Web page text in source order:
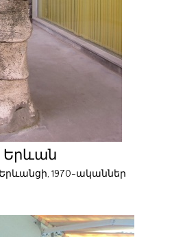
Երևան
1970-ականներ